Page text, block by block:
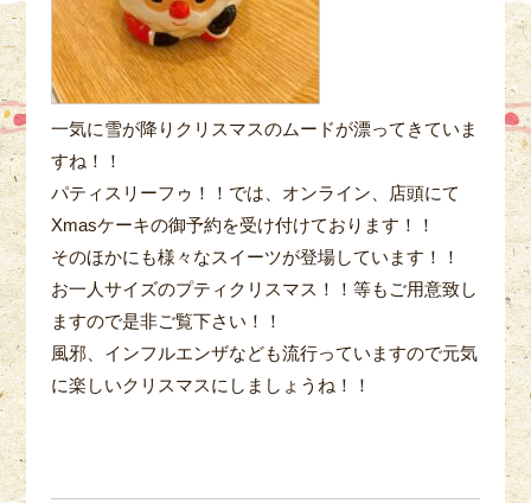
一気に雪が降りクリスマスのムードが漂ってきていま
すね！！
パティスリーフゥ！！では、オンライン、店頭にて
Xmasケーキの御予約を受け付けております！！
そのほかにも様々なスイーツが登場しています！！
お一人サイズのプティクリスマス！！等もご用意致し
ますので是非ご覧下さい！！
風邪、インフルエンザなども流行っていますので元気
に楽しいクリスマスにしましょうね！！